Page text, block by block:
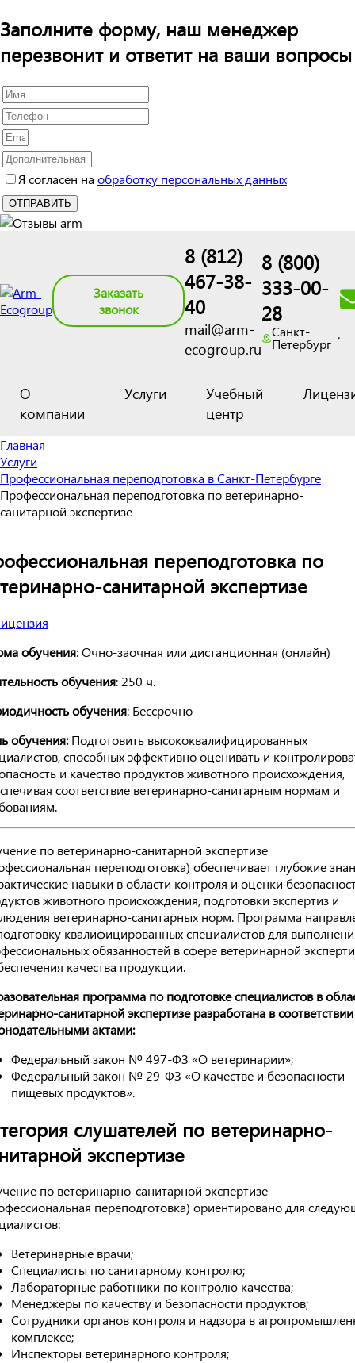
Заполните форму, наш менеджер
перезвонит и ответит на ваши вопросы
Я согласен на обработку персональных данных
Заказать
звонок
8 (812)
467-38-
40
mail@arm-
ecogroup.ru
8 (800)
333-00-
28
Санкт-
Петербург
О
компании
Услуги
Учебный
центр
Главная
Услуги
Профессиональная переподготовка в Санкт-Петербурге
Профессиональная переподготовка по ветеринарно-
санитарной экспертизе
переподготовка по
санитарной экспертизе
обучения: Очно-заочная или дистанционная (онлайн)
обучения: 250 ч.
обучения: Бессрочно
обучения:Подготовить высококвалифицированных
способных эффективно оценивать и
и качество продуктов животного происхождения,
соответствие ветеринарно-санитарным нормам и
по ветеринарно-санитарной экспертизе
переподготовка) обеспечивает глубокие
навыки в области контроля и оценки
животного происхождения, подготовки экспертиз и
ветеринарно-санитарных норм. Программа
квалифицированных специалистов для
обязанностей в сфере ветеринарной
качества продукции.
программа по подготовке специалистов в
санитарной экспертизе разработана в соответствии
актами:
Федеральный закон № 497-ФЗ «О ветеринарии»;
Федеральный закон № 29-ФЗ «О качестве и безопасности
пищевых продуктов».
слушателей по ветеринарно-
экспертизе
по ветеринарно-санитарной экспертизе
переподготовка) ориентировано для
Ветеринарные врачи;
Специалисты по санитарному контролю;
Лабораторные работники по контролю качества;
Менеджеры по качеству и безопасности продуктов;
Сотрудники органов контроля и надзора в
комплексе;
Инспекторы ветеринарного контроля;